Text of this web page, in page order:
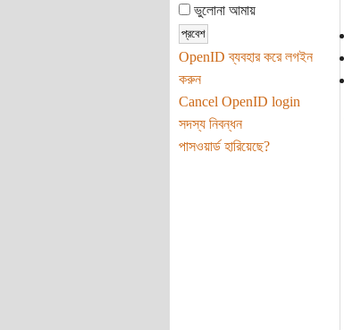
ভুলোনা আমায়
OpenID ব্যবহার করে লগইন
করুন
Cancel OpenID login
সদস্য নিবন্ধন
পাসওয়ার্ড হারিয়েছে?